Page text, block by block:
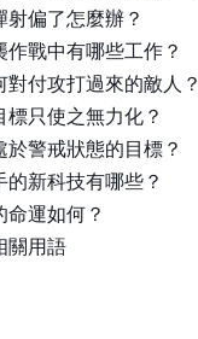
射偏了怎麼辦？
作戰中有哪些工作？
對付攻打過來的敵人？
標只使之無力化？
於警戒狀態的目標？
的新科技有哪些？
命運如何？
關用語